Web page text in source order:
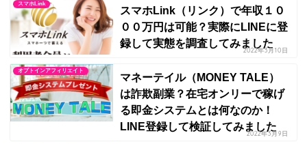
スマホLink
スマホLink（リンク）で年収１０
００万円は可能？実際にLINEに登
録して実態を調査してみました
2022年3月10日
オプトインアフィリエイト
マネーテイル（MONEY TALE）
は詐欺副業？在宅オンリーで稼げ
る即金システムとは何なのか！
LINE登録して検証してみました
2022年3月9日